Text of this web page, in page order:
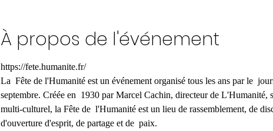
À propos de l'événement
https://fete.humanite.fr/
La  Fête de l'Humanité est un événement organisé tous les ans par le
septembre. Créée en  1930 par Marcel Cachin, directeur de
multi-culturel, la Fête de  l'Humanité est un lieu de rassemblement, de
d'ouverture d'esprit, de partage et de  paix.